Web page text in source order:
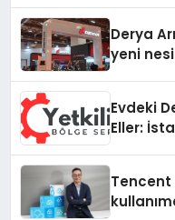
Derya
yeni
Evdeki
Eller:
Tencent